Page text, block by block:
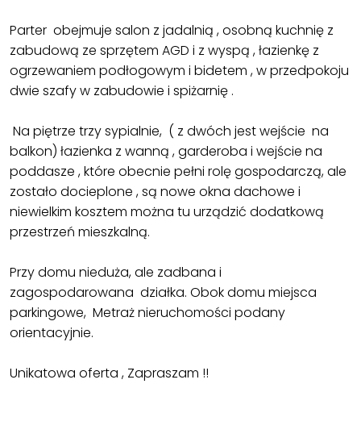
Parter obejmuje salon z jadalnią , osobną kuchnię z
zabudową ze sprzętem AGD i z wyspą , łazienkę z
ogrzewaniem podłogowym i bidetem , w przedpokoju
dwie szafy w zabudowie i spiżarnię .
Na piętrze trzy sypialnie, ( z dwóch jest wejście na
balkon) łazienka z wanną , garderoba i wejście na
poddasze , które obecnie pełni rolę gospodarczą, ale
zostało docieplone , są nowe okna dachowe i
niewielkim kosztem można tu urządzić dodatkową
przestrzeń mieszkalną.
Przy domu nieduża, ale zadbana i
zagospodarowana działka. Obok domu miejsca
parkingowe, Metraż nieruchomości podany
orientacyjnie.
Unikatowa oferta , Zapraszam !!